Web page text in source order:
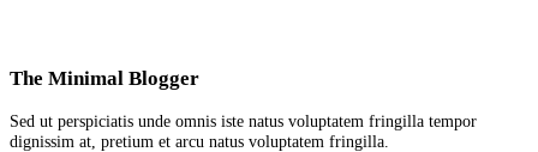
The Minimal Blogger
Sed ut perspiciatis unde omnis iste natus voluptatem fringilla tempor
dignissim at, pretium et arcu natus voluptatem fringilla.